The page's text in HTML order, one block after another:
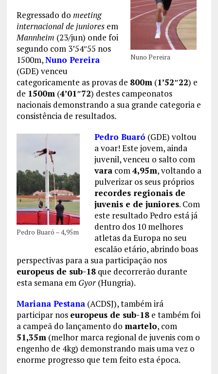
Nuno Pereira
Regressado do meeting
internacional de junioresem
Mannheim (23/jun) onde foi
segundo com 3’54″55 nos
1500m,Nuno Pereira
(GDE) venceu
categoricamente as provas de 800m(1’52″22) e
de 1500m(4’01″72) destes campeonatos
nacionais demonstrando a sua grande categoria e
consistência de resultados.
Pedro Buaró – 4,95m
Pedro Buaró (GDE) voltou
a voar! Este jovem, ainda
juvenil, venceu o salto com
varacom4,95m, voltando a
pulverizar os seus próprios
recordes regionais de
juvenis e de juniores. Com
este resultado Pedro está já
dentro dos 10 melhores
atletas da Europa no seu
escalão etário, abrindo boas
perspectivas para a sua participação nos
europeus de sub-18que decorrerão durante
esta semana em Gyor(Hungria).
Mariana Pestana(ACDSJ), também irá
participar nos europeus de sub-18e também foi
a campeã do lançamento do martelo, com
51,35m(melhor marca regional de juvenis com o
engenho de 4kg) demonstrando mais uma vez o
enorme progresso que tem feito esta época.